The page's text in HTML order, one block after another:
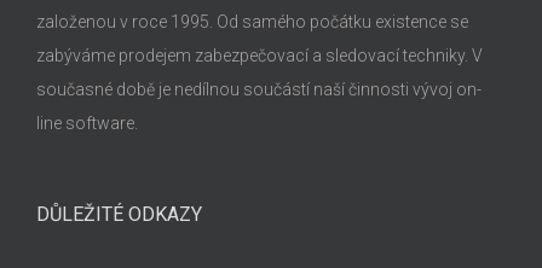
založenou v roce 1995. Od samého počátku existence se
zabýváme prodejem zabezpečovací a sledovací techniky. V
současné době je nedílnou součástí naší činnosti vývoj on-
line software.
DŮLEŽITÉ ODKAZY